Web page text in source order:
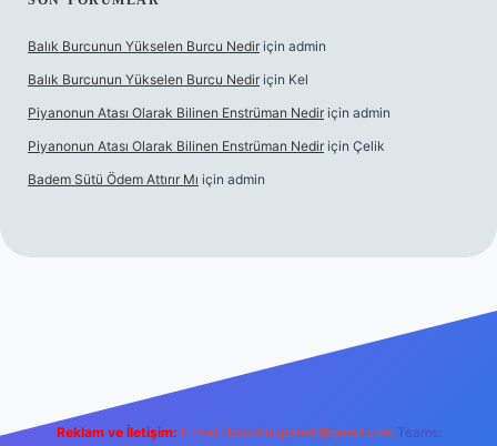
Balık Burcunun Yükselen Burcu Nedir için admin
Balık Burcunun Yükselen Burcu Nedir için Kel
Piyanonun Atası Olarak Bilinen Enstrüman Nedir için admin
Piyanonun Atası Olarak Bilinen Enstrüman Nedir için Çelik
Badem Sütü Ödem Attırır Mı için admin
Reklam ve İletişim: E-mail: backlinkpaneli@gmail.com Teams: